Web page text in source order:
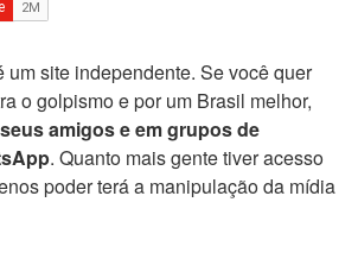
um site independente. Se você quer
o golpismo e por um Brasil melhor,
amigos e em grupos de
. Quanto mais gente tiver acesso
poder terá a manipulação da mídia